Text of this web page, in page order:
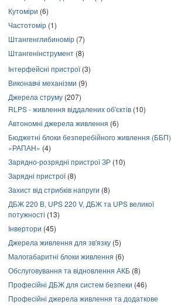
Кутоміри (6)
Частотомір (1)
Штангенглибиномір (7)
Штангенінструмент (8)
Інтерфейсні пристрої(3)
Виконавчі механізми (9)
Джерела струму (207)
RLPS - живлення віддалених об'єктів (10)
Автономні джерела живлення (6)
Бюджетні блоки безперебійного живлення (ББП)
«РАПАН» (4)
Зарядно-розрядні пристрої ЗР (10)
Зарядні пристрої(8)
Захист від стрибків напруги (8)
ДБЖ 220 В, UPS 220 V, ДБЖ та UPS великої
потужності (13)
Інвертори (45)
Джерела живлення для зв'язку (5)
Малогабаритні блоки живлення (6)
Обслуговування та відновлення АКБ (8)
Професійні ДБЖ для систем безпеки (46)
Професійні джерела живлення та додаткове